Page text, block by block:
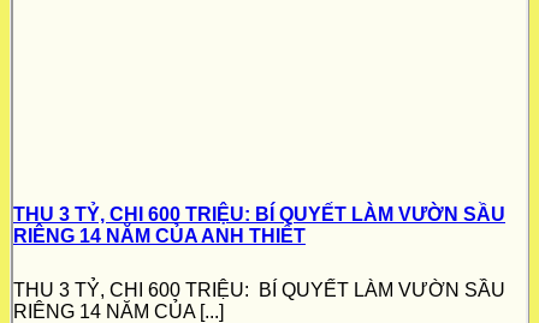
THU 3 TỶ, CHI 600 TRIỆU: BÍ QUYẾT LÀM VƯỜN SẦU
RIÊNG 14 NĂM CỦA ANH THIẾT
THU 3 TỶ, CHI 600 TRIỆU: BÍ QUYẾT LÀM VƯỜN SẦU
RIÊNG 14 NĂM CỦA [...]